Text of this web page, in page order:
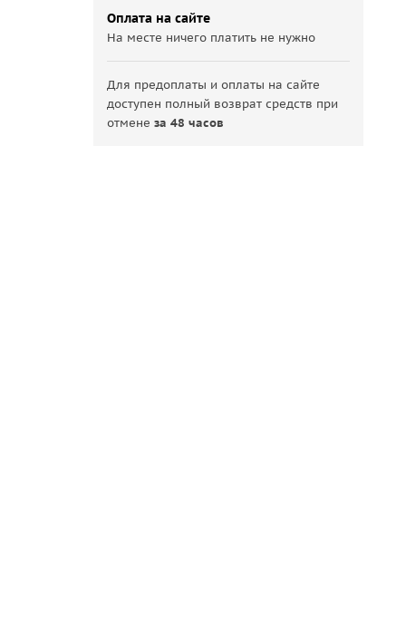
Оплата на сайте
На месте ничего платить не нужно
Для предоплаты и оплаты на сайте
доступен полный возврат средств при
отменеза 48 часов